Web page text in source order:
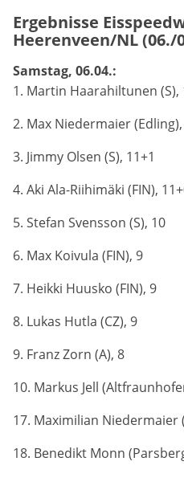
Ergebnisse
Heerenveen/NL (06./
Samstag, 06.04.:
1. Martin Haarahiltunen (S),
2. Max Niedermaier
3. Jimmy Olsen (S), 11+1
4. Aki Ala-Riihimäki (FIN),
5. Stefan Svensson (S), 10
6. Max Koivula (FIN), 9
7. Heikki Huusko (FIN), 9
8. Lukas Hutla (CZ), 9
9. Franz Zorn (A), 8
10. Markus Jell
17. Maximilian Niedermaier
18. Benedikt Monn
24 Monate
Medien & externe
Um Inhalte von
Diensten anzeigen zu
aktiviert werden.
YouTube
Google LLC
Zweck:
Cookies, die ggf. zur
von Videos auf unserer
Google LLC